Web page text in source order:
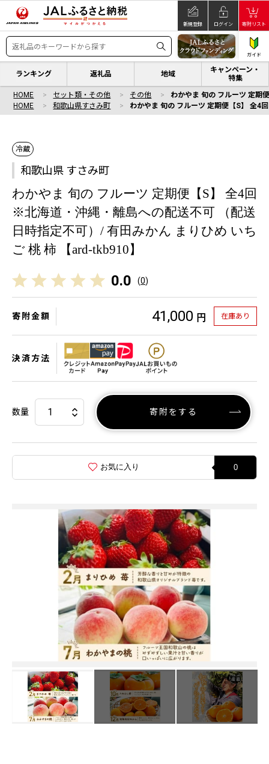
新規登録 ログイン 寄附リスト
ガイド
ランキング 返礼品 地域
キャンペーン・
特集
HOME セット類・その他 その他
わかやま 旬の フルーツ 定期
HOME
和歌山県すさみ町 わかやま 旬の フルーツ 定期便【S】 全4
冷蔵
和歌山県 すさみ町
わかやま 旬の フルーツ 定期便【S】 全4回
※北海道・沖縄・離島への配送不可 （配送
日時指定不可）/ 有田みかん まりひめ いち
ご 桃 柿 【ard-tkb910】
0.0 (0)
寄附金額 41,000 円 在庫あり
決済方法
数量 寄附をする
お気に入り 0